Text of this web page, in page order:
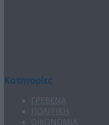
Κατηγορίες
ΓΡΕΒΕΝΑ
ΠΟΛΙΤΙΚΗ
ΟΙΚΟΝΟΜΙΑ